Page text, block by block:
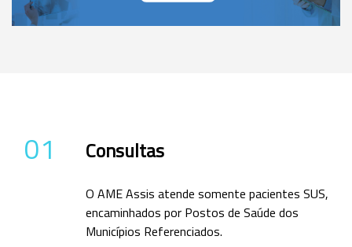
01 Consultas
O AME Assis atende somente pacientes SUS,
encaminhados por Postos de Saúde dos
Municípios Referenciados.